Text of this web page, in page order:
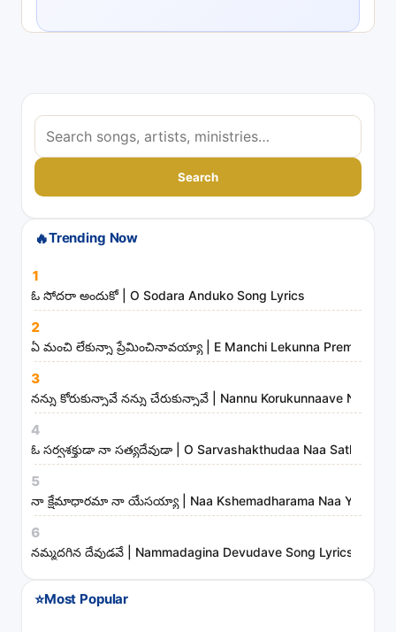
S
e
a
r
h
o
n
g
s
,
a
r
t
t
s
d
Search
🔥Trending Now
1
ఓ సోదరా అందుకో | O Sodara Anduko Song Lyrics
2
ఏ మంచి లేకున్నా ప్రేమించినావయ్యా | E Manchi Lekunna
3
నన్ను కోరుకున్నావే నన్ను చేరుకున్నావే | Nannu Korukunnaave Nannu
4
ఓ సర్వశక్తుడా నా సత్యదేవుడా | O Sarvashakthudaa Naa
5
నా క్షేమాధారమా నా యేసయ్యా | Naa Kshemadharama Naa Yesayya
6
నమ్మదగిన దేవుడవే | Nammadagina Devudave Song Lyrics
⭐Most Popular